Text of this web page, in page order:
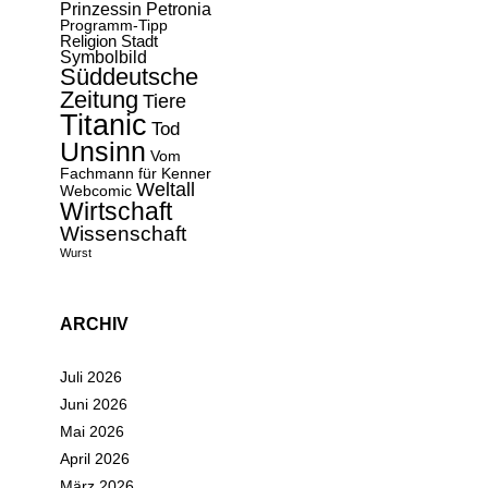
Prinzessin Petronia
Programm-Tipp
Religion Stadt
Symbolbild
Süddeutsche
Zeitung Tiere
Titanic Tod
Unsinn Vom
Fachmann für Kenner
Webcomic Weltall
Wirtschaft
Wissenschaft
Wurst
ARCHIV
Juli 2026
Juni 2026
Mai 2026
April 2026